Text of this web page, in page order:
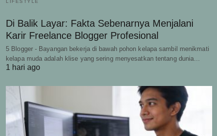
LIFESTYLE
Di Balik Layar: Fakta Sebenarnya Menjalani
Karir Freelance Blogger Profesional
5 Blogger - Bayangan bekerja di bawah pohon kelapa sambil menikmati
kelapa muda adalah klise yang sering menyesatkan tentang dunia…
1 hari ago